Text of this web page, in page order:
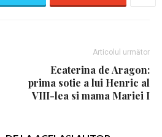
Articolul următor
Ecaterina de Aragon:
prima sotie a lui Henric al
VIII-lea si mama Mariei I